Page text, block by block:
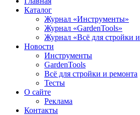
Каталог
Журнал «Инструменты»
Журнал «GardenTools»
Журнал «Всё для стройки
Новости
Инструменты
GardenTools
Всё для стройки и ремонта
Тесты
О сайте
Реклама
Контакты